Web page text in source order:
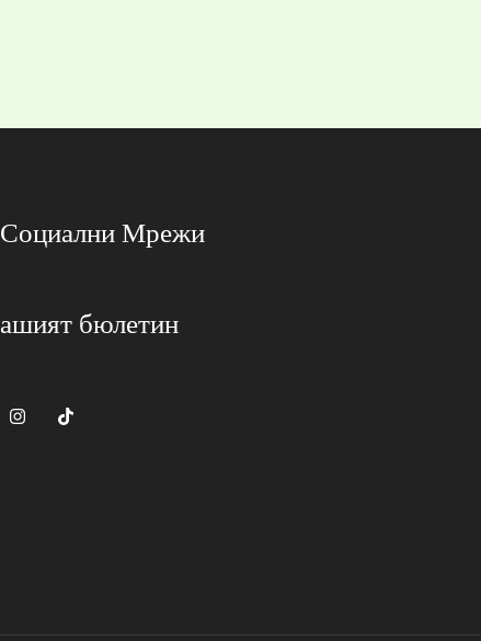
Социални Мрежи
ашият бюлетин